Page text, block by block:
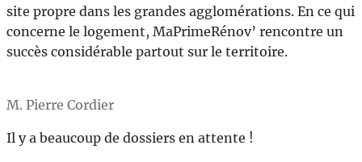
site propre dans les grandes agglomérations. En ce qui
concerne le logement, MaPrimeRénov’ rencontre un
succès considérable partout sur le territoire.
M. Pierre Cordier
Il y a beaucoup de dossiers en attente !